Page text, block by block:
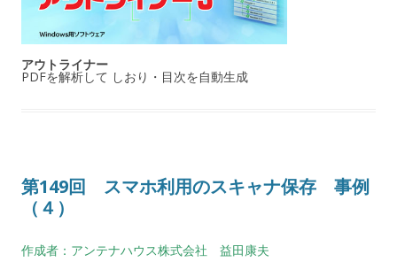
アウトライナー
PDFを解析して しおり・目次を自動生成
第149回 スマホ利用のスキャナ保存 事例
（４）
作成者：アンテナハウス株式会社 益田康夫